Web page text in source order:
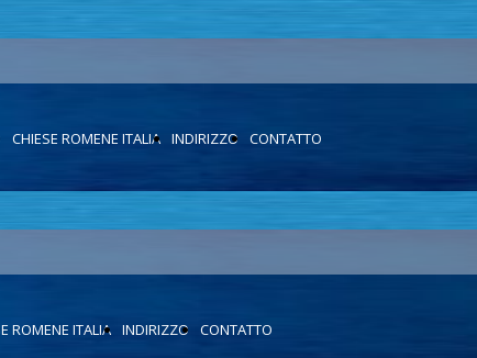
CHIESE ROMENE ITALIA INDIRIZZO CONTATTO
ROMENE ITALIA INDIRIZZO CONTATTO